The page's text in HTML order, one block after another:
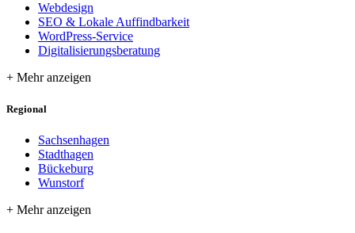
Webdesign
SEO & Lokale Auffindbarkeit
WordPress-Service
Digitalisierungsberatung
Regional
Sachsenhagen
Stadthagen
Bückeburg
Wunstorf